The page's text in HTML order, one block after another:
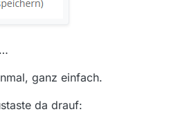
ganz einfach.
da drauf: